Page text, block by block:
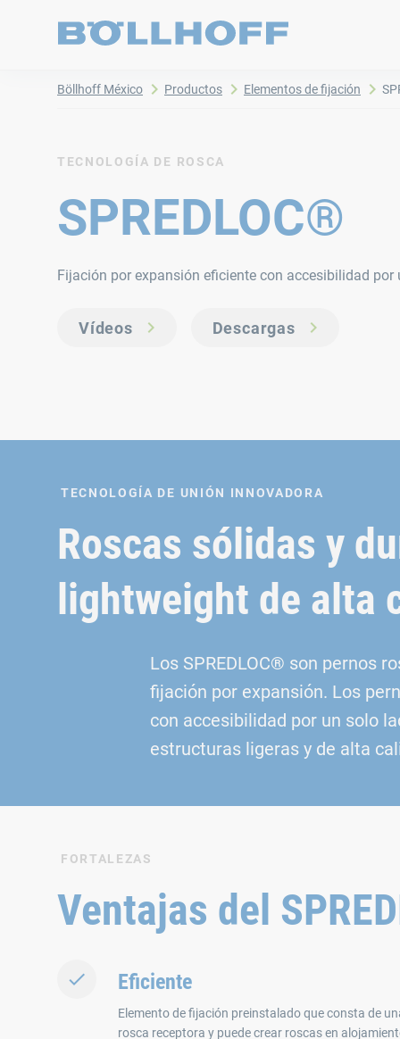
Böllhoff México Productos Elementos de fijación
TECNOLOGÍA DE ROSCA
SPREDLOC®
Fijación por expansión eficiente con accesibilidad por
Vídeos Descargas
TECNOLOGÍA DE UNIÓN INNOVADORA
Roscas sólidas y
lightweight de alta
Los SPREDLOC® son pernos
fijación por expansión. Los
con accesibilidad por un solo
estructuras ligeras y de alta
FORTALEZAS
Ventajas del
Eficiente
Elemento de fijación preinstalado que consta de
rosca receptora y puede crear roscas en